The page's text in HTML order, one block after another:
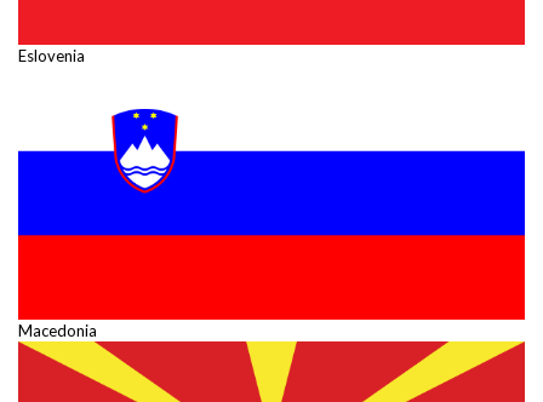
Eslovenia
Macedonia